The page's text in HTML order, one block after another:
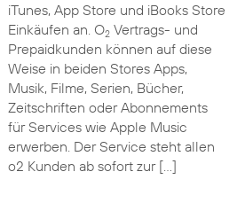
iTunes, App Store und iBooks Store
Einkäufen an. O2Vertrags- und
Prepaidkunden können auf diese
Weise in beiden Stores Apps,
Musik, Filme, Serien, Bücher,
Zeitschriften oder Abonnements
für Services wie Apple Music
erwerben. Der Service steht allen
o2 Kunden ab sofort zur […]